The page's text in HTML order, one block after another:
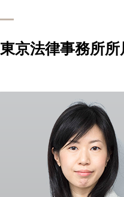
東京法律事務所